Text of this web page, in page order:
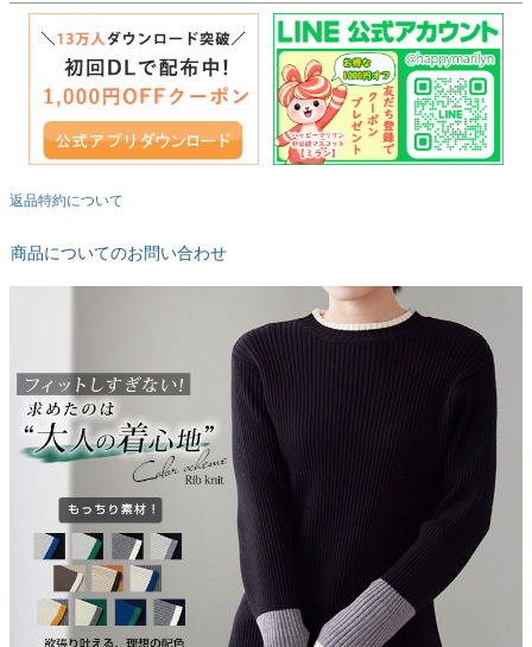
返品特約について
商品についてのお問い合わせ